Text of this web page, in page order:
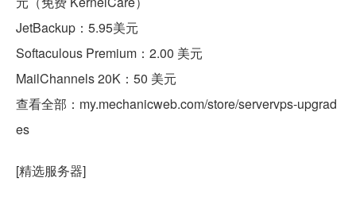
JetBackup：5.95美元
Softaculous Premium：2.00 美元
MailChannels 20K：50 美元
查看全部：my.mechanicweb.com/store/servervps-upgrad
es
[精选服务器]